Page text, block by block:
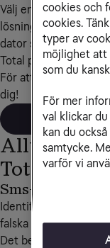
Välj enkelt var du vill
lösning som bygger
dator som mobil och
Total på upp till fem
För att beställa Tele2
dig!
Allt det här
Total
Sms-skydd
Identifierar och
falska och bedrägliga
Det betyder att falska
cookies och
cookies.
typer av
möjlighet att
som du
För mer
val klickar du
kan du
samtycke.
varför vi